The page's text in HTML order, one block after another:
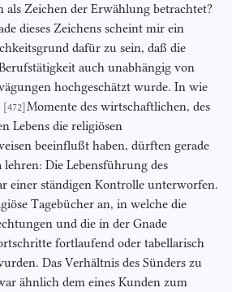
als Zeichen der Erwählung betrachtet?
dieses Zeichens scheint mir ein
dafür zu sein, daß die
auch unabhängig von
hochgeschätzt wurde. In wie
[472] Momente des wirtschaftlichen, des
Lebens die religiösen
beeinflußt haben, dürften gerade
lehren: Die Lebensführung des
einer ständigen Kontrolle unterworfen.
Tagebücher an, in welche die
und die in der Gnade
fortlaufend oder tabellarisch
Das Verhältnis des Sünders zu
ähnlich dem eines Kunden zum